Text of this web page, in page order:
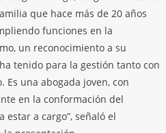
que hace más de 20 años
funciones en la
un reconocimiento a su
tenido para la gestión tanto con
Es una abogada joven, con
en la conformación del
estar a cargo”, señaló el